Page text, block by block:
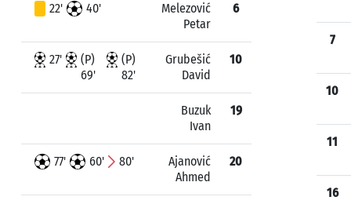
22' 40'
Melezović
Petar
6
27'
(P)
69'
(P)
82'
Grubešić
David
10
Buzuk
Ivan
19
77' 60' 80'
Ajanović
Ahmed
20
7
10
11
16